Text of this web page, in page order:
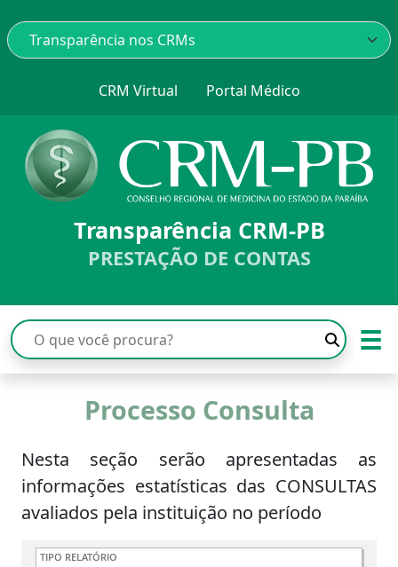
CRM Virtual Portal Médico
Transparência CRM-PB
PRESTAÇÃO DE CONTAS
☰
Processo Consulta
Nesta seção serão apresentadas as
informações estatísticas das CONSULTAS
avaliados pela instituição no período